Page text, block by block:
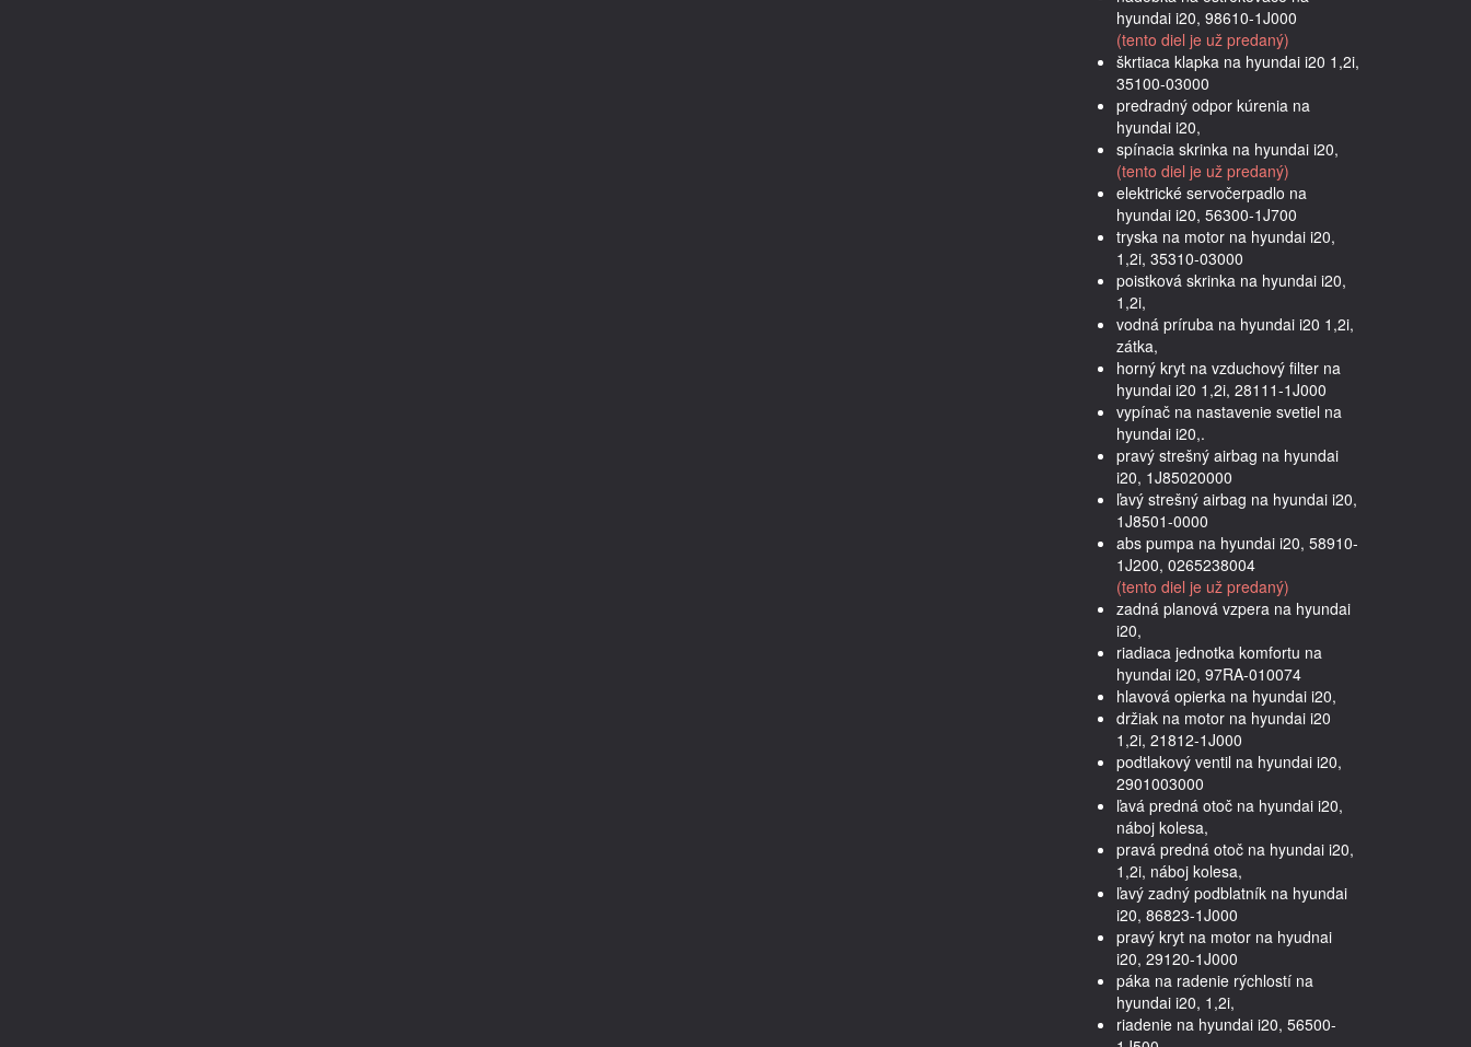
hyundai i20, 98610-1J000
(tento diel je už predaný)
škrtiaca klapka na hyundai i20 1,2i,
35100-03000
predradný odpor kúrenia na
hyundai i20,
spínacia skrinka na hyundai i20,
(tento diel je už predaný)
elektrické servočerpadlo na
hyundai i20, 56300-1J700
tryska na motor na hyundai i20,
1,2i, 35310-03000
poistková skrinka na hyundai i20,
1,2i,
vodná príruba na hyundai i20 1,2i,
zátka,
horný kryt na vzduchový filter na
hyundai i20 1,2i, 28111-1J000
vypínač na nastavenie svetiel na
hyundai i20,.
pravý strešný airbag na hyundai
i20, 1J85020000
ľavý strešný airbag na hyundai i20,
1J8501-0000
abs pumpa na hyundai i20, 58910-
1J200, 0265238004
(tento diel je už predaný)
zadná planová vzpera na hyundai
i20,
riadiaca jednotka komfortu na
hyundai i20, 97RA-010074
hlavová opierka na hyundai i20,
držiak na motor na hyundai i20
1,2i, 21812-1J000
podtlakový ventil na hyundai i20,
2901003000
ľavá predná otoč na hyundai i20,
náboj kolesa,
pravá predná otoč na hyundai i20,
1,2i, náboj kolesa,
ľavý zadný podblatník na hyundai
i20, 86823-1J000
pravý kryt na motor na hyudnai
i20, 29120-1J000
páka na radenie rýchlostí na
hyundai i20, 1,2i,
riadenie na hyundai i20, 56500-